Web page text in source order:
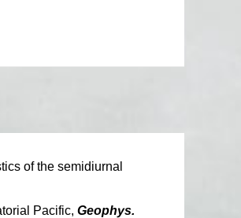
of the semidiurnal
Pacific, Geophys.